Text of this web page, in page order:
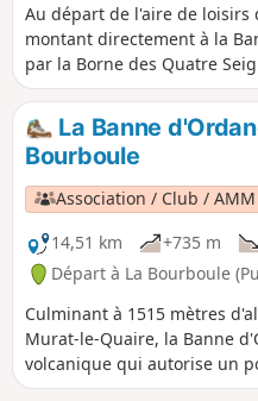
Au départ de l'aire de
montant directement à la
par la Borne des Quatre
forêt. De superbes points de
La Banne
Bourboule
Association / Club / AMM
14,51 km
+735 m
Départ à La Bourboule
Culminant à 1515 mètres
Murat-le-Quaire, la Banne
volcanique qui autorise un
met plein les yeux. Cette